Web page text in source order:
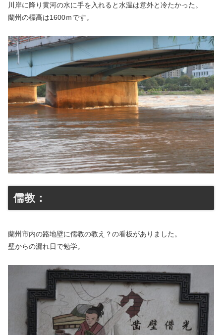
川岸に降り黄河の水に手を入れると水温は意外と冷たかった。
蘭州の標高は1600ｍです。
儒教：
蘭州市内の路地壁に儒教の教え？の看板がありました。
壁からの漏れ日で勉学。